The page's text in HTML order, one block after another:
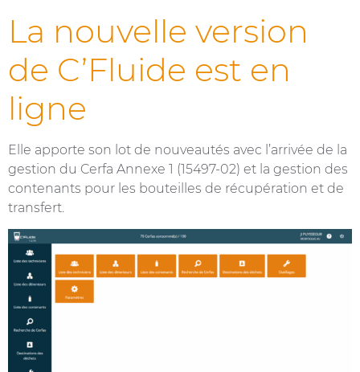
La nouvelle version
de C’Fluide est en
ligne
Elle apporte son lot de nouveautés avec l’arrivée de la
gestion du Cerfa Annexe 1 (15497-02) et la gestion des
contenants pour les bouteilles de récupération et de
transfert.